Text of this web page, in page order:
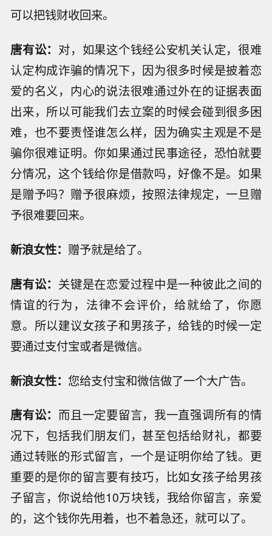
可以把钱财收回来。
唐有讼： 对，如果这个钱经公安机关认定，很难
认定构成诈骗的情况下，因为很多时候是披着恋
爱的名义，内心的说法很难通过外在的证据表面
出来，所以可能我们去立案的时候会碰到很多困
难，也不要责怪谁怎么样，因为确实主观是不是
骗你很难证明。你如果通过民事途径，恐怕就要
分情况，这个钱给你是借款吗，好像不是。如果
是赠予吗？赠予很麻烦，按照法律规定，一旦赠
予很难要回来。
新浪女性： 赠予就是给了。
唐有讼： 关键是在恋爱过程中是一种彼此之间的
情谊的行为，法律不会评价，给就给了，你愿
意。所以建议女孩子和男孩子，给钱的时候一定
要通过支付宝或者是微信。
新浪女性： 您给支付宝和微信做了一个大广告。
唐有讼： 而且一定要留言，我一直强调所有的情
况下，包括我们朋友们，甚至包括给财礼，都要
通过转账的形式留言，一个是证明你给了钱。更
重要的是你的留言要有技巧，比如女孩子给男孩
子留言，你说给他10万块钱，我给你留言，亲爱
的，这个钱你先用着，也不着急还，就可以了。